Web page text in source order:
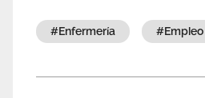
Vídeos
#enfermería #empleo